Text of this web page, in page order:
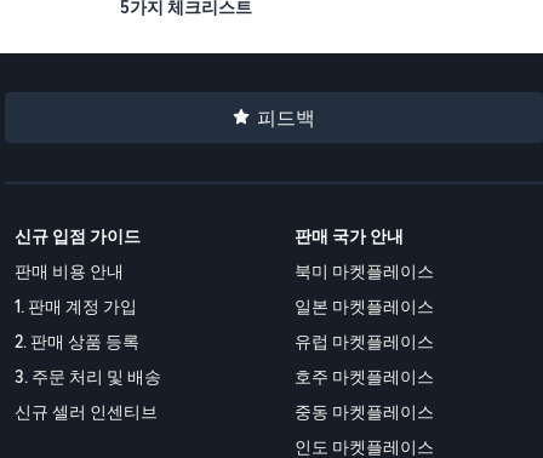
5가지 체크리스트
피드백
신규 입점 가이드
판매 비용 안내
1. 판매 계정 가입
2. 판매 상품 등록
3. 주문 처리 및 배송
신규 셀러 인센티브
판매 국가 안내
북미 마켓플레이스
일본 마켓플레이스
유럽 마켓플레이스
호주 마켓플레이스
중동 마켓플레이스
인도 마켓플레이스